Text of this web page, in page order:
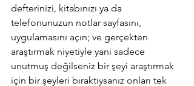
defterinizi, kitabınızı ya da
telefonunuzun notlar sayfasını,
uygulamasını açın; ve gerçekten
araştırmak niyetiyle yani sadece
unutmuş değilseniz bir şeyi araştırmak
için bir şeyleri bıraktıysanız onları tek